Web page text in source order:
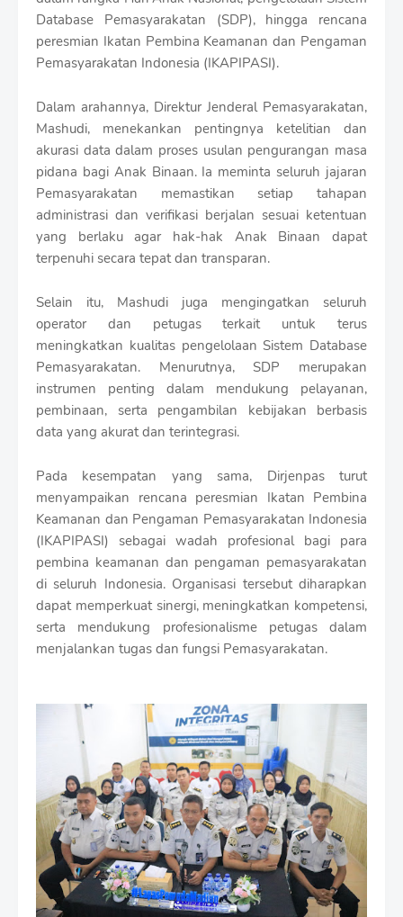
Database Pemasyarakatan (SDP), hingga rencana
peresmian Ikatan Pembina Keamanan dan Pengaman
Pemasyarakatan Indonesia (IKAPIPASI).
Dalam arahannya, Direktur Jenderal Pemasyarakatan,
Mashudi, menekankan pentingnya ketelitian dan
akurasi data dalam proses usulan pengurangan masa
pidana bagi Anak Binaan. Ia meminta seluruh jajaran
Pemasyarakatan memastikan setiap tahapan
administrasi dan verifikasi berjalan sesuai ketentuan
yang berlaku agar hak-hak Anak Binaan dapat
terpenuhi secara tepat dan transparan.
Selain itu, Mashudi juga mengingatkan seluruh
operator dan petugas terkait untuk terus
meningkatkan kualitas pengelolaan Sistem Database
Pemasyarakatan. Menurutnya, SDP merupakan
instrumen penting dalam mendukung pelayanan,
pembinaan, serta pengambilan kebijakan berbasis
data yang akurat dan terintegrasi.
Pada kesempatan yang sama, Dirjenpas turut
menyampaikan rencana peresmian Ikatan Pembina
Keamanan dan Pengaman Pemasyarakatan Indonesia
(IKAPIPASI) sebagai wadah profesional bagi para
pembina keamanan dan pengaman pemasyarakatan
di seluruh Indonesia. Organisasi tersebut diharapkan
dapat memperkuat sinergi, meningkatkan kompetensi,
serta mendukung profesionalisme petugas dalam
menjalankan tugas dan fungsi Pemasyarakatan.